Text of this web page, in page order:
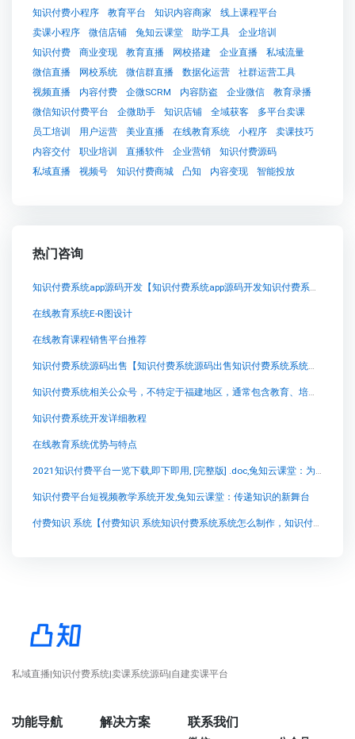
知识付费小程序
教育平台 知识内容商家
线上课程平台
卖课小程序
微信店铺 兔知云课堂 助学工具
企业培训
知识付费
商业变现 教育直播 网校搭建 企业直播
私域流量
微信直播
网校系统 微信群直播 数据化运营
社群运营工具
视频直播
内容付费 企微SCRM 内容防盗 企业微信
教育录播
微信知识付费平台
企微助手 知识店铺 全域获客
多平台卖课
员工培训
用户运营 美业直播 在线教育系统 小程序
卖课技巧
内容交付
职业培训 直播软件 企业营销
知识付费源码
私域直播
视频号 知识付费商城 凸知 内容变现 智能投放
热门咨询
知识付费系统app源码开发【知识付费系统app源码开发知识付费系统系统怎么制作，知识付费系统搭建使用教程】
在线教育系统E-R图设计
在线教育课程销售平台推荐
知识付费系统源码出售【知识付费系统源码出售知识付费系统系统怎么制作，知识付费系统搭建使用教程】
知识付费系统相关公众号，不特定于福建地区，通常包含教育、培训、阅读、专业技能分享等多个领域。然而
知识付费系统开发详细教程
在线教育系统优势与特点
2021知识付费平台一览下载,即下即用, [完整版] .doc,兔知云课堂：为你开启知识付费新时代
知识付费平台短视频教学系统开发,兔知云课堂：传递知识的新舞台
付费知识 系统【付费知识 系统知识付费系统系统怎么制作，知识付费系统搭建使用教程】
私域直播|知识付费系统|卖课系统源码|自建卖课平台
功能导航 解决方案 联系我们